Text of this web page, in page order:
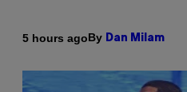
5 hours agoBy Dan Milam